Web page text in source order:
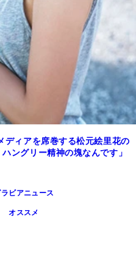
ディアを席巻する松元絵里花の
ングリー精神の塊なんです」
ラビアニュース
オススメ